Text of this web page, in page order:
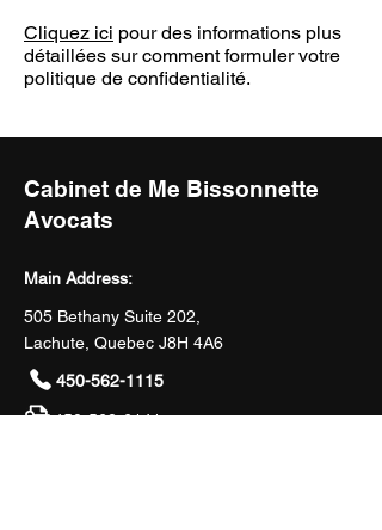
Cliquez ici pour des informations plus
détaillées sur comment formuler votre
politique de confidentialité.
Cabinet de Me Bissonnette
Avocats
Main Address:
505 Bethany Suite 202,
Lachute, Quebec J8H 4A6
450-562-1115
450-562-6141